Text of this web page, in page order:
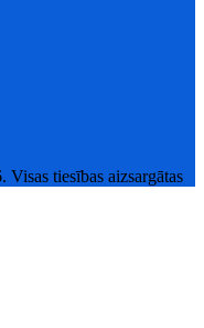
tiesības aizsargātas